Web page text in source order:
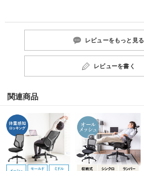
レビューをもっと見る
レビューを書く
関連商品